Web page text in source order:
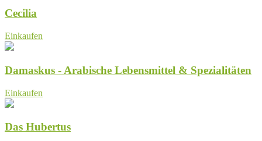
Cecilia
Einkaufen
Damaskus - Arabische Lebensmittel & Spezialitäten
Einkaufen
Das Hubertus